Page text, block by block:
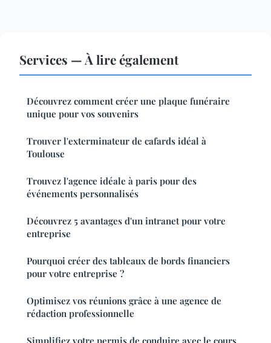
Services — À lire également
Découvrez comment créer une plaque funéraire
unique pour vos souvenirs
Trouver l'exterminateur de cafards idéal à
Toulouse
Trouvez l'agence idéale à paris pour des
événements personnalisés
Découvrez 5 avantages d'un intranet pour votre
entreprise
Pourquoi créer des tableaux de bords financiers
pour votre entreprise ?
Optimisez vos réunions grâce à une agence de
rédaction professionnelle
Simplifiez votre permis de conduire avec le cours